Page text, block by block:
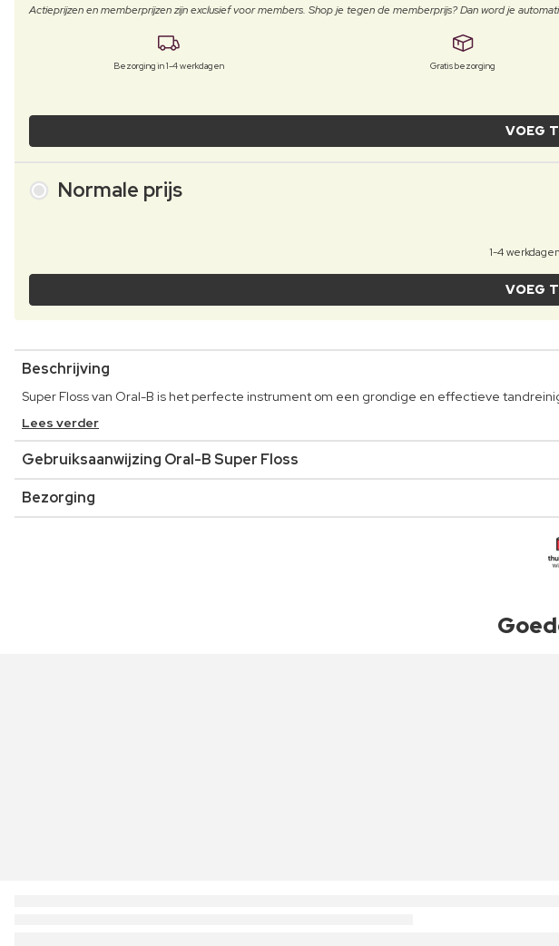
Actieprijzen en memberprijzen zijn exclusief voor members. Shop je tegen de memberprijs? Dan word je
Bezorging in 1-4 werkdagen Gratis bezorging
VOEG
Normale prijs
1-4
VOEG
Beschrijving
Super Floss van Oral-B is het perfecte instrument om een grondige en effectieve
Lees verder
Gebruiksaanwijzing Oral-B Super Floss
Bezorging